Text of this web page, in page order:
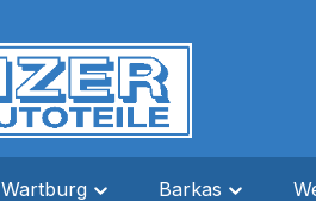
Wartburg Barkas